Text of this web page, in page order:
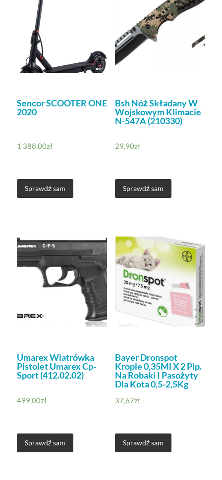
Sencor SCOOTER ONE
2020
1 388,00zł
Sprawdź sam
Bsh Nóż Składany W
Wojskowym Klimacie
N-547A (210330)
29,90zł
Sprawdź sam
Umarex Wiatrówka
Pistolet Umarex Cp-
Sport (412.02.02)
499,00zł
Sprawdź sam
Bayer Dronspot
Krople 0,35Ml X 2 Pip.
Na Robaki I Pasożyty
Dla Kota 0,5-2,5Kg
37,67zł
Sprawdź sam